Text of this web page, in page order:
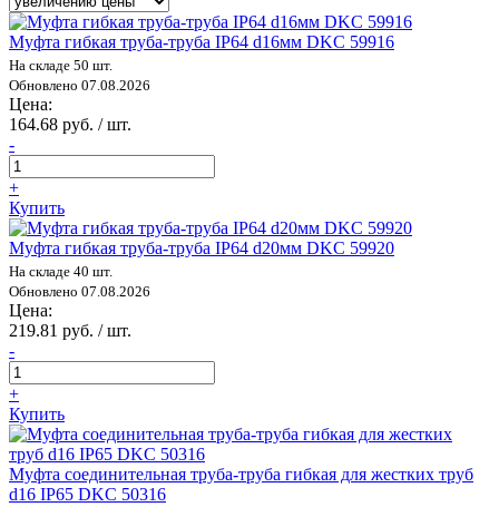
Муфта гибкая труба-труба IP64 d16мм DKC 59916
На складе 50 шт.
Обновлено 07.08.2026
Цена:
164.68 руб. / шт.
-
+
Купить
Муфта гибкая труба-труба IP64 d20мм DKC 59920
На складе 40 шт.
Обновлено 07.08.2026
Цена:
219.81 руб. / шт.
-
+
Купить
Муфта соединительная труба-труба гибкая для жестких труб
d16 IP65 DKC 50316